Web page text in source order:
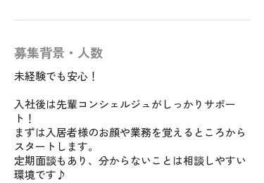
募集背景・人数
未経験でも安心！
入社後は先輩コンシェルジュがしっかりサポー
ト！
まずは入居者様のお顔や業務を覚えるところから
スタートします。
定期面談もあり、分からないことは相談しやすい
環境です♪